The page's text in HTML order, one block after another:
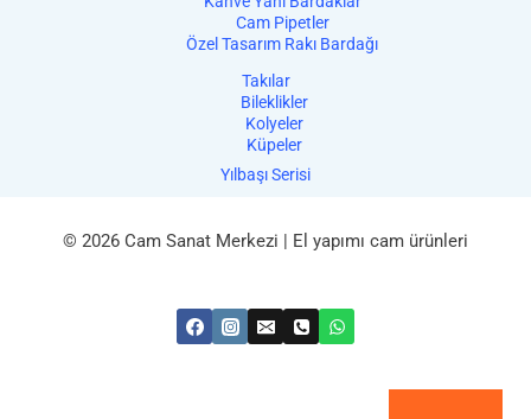
Cam Pipetler
Özel Tasarım Rakı Bardağı
Takılar
Bileklikler
Kolyeler
Küpeler
Yılbaşı Serisi
© 2026 Cam Sanat Merkezi | El yapımı cam ürünleri